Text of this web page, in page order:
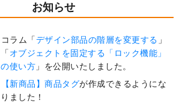
お知らせ
コラム「デザイン部品の階層を変更する 」
「 オブジェクトを固定する「ロック機能」
の使い方 」を公開いたしました。
【新商品】商品タグが作成できるようにな
りました！